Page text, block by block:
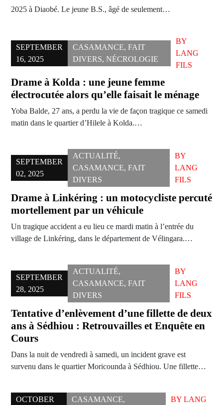
2025 à Diaobé. Le jeune B.S., âgé de seulement…
SEPTEMBER
16, 2025
CASAMANCE, FAIT
DIVERS, NÉCROLOGIE
BY
LANG
FILS
Drame à Kolda : une jeune femme
électrocutée alors qu’elle faisait le ménage
Yoba Balde, 27 ans, a perdu la vie de façon tragique ce samedi
matin dans le quartier d’Hilele à Kolda.…
SEPTEMBER
02, 2025
ACTUALITÉ,
CASAMANCE, FAIT
DIVERS
BY
LANG
FILS
Drame à Linkéring : un motocycliste percuté
mortellement par un véhicule
Un tragique accident a eu lieu ce mardi matin à l’entrée du
village de Linkéring, dans le département de Vélingara.…
SEPTEMBER
28, 2025
ACTUALITÉ,
CASAMANCE, FAIT
DIVERS
BY
LANG
FILS
Tentative d’enlèvement d’une fillette de deux
ans à Sédhiou : Retrouvailles et Enquête en
Cours
Dans la nuit de vendredi à samedi, un incident grave est
survenu dans le quartier Moricounda à Sédhiou. Une fillette…
OCTOBER
CASAMANCE,
BYLANG